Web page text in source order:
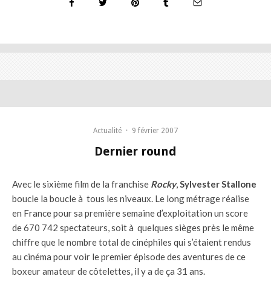
Actualité · 9 février 2007
Dernier round
Avec le sixième film de la franchise Rocky,Sylvester Stallone
boucle la boucle à tous les niveaux. Le long métrage réalise
en France pour sa première semaine d’exploitation un score
de 670 742 spectateurs, soit à quelques sièges près le même
chiffre que le nombre total de cinéphiles qui s’étaient rendus
au cinéma pour voir le premier épisode des aventures de ce
boxeur amateur de côtelettes, il y a de ça 31 ans.